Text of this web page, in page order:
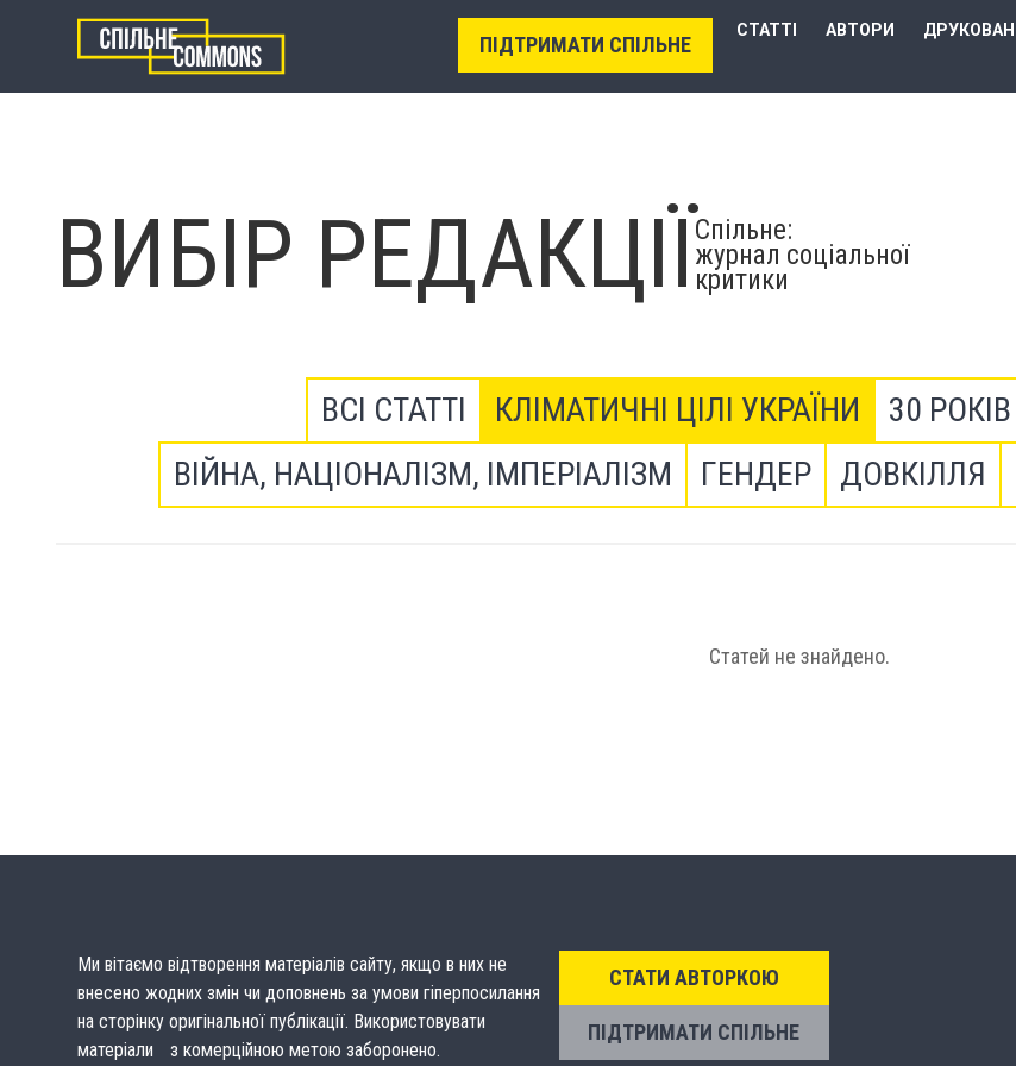
ПІДТРИМАТИ СПІЛЬНЕ
СТАТТІ АВТОРИ
ВИБІР РЕДАКЦІЇ Спільне:
журнал соціальної
критики
ВСІ СТАТТІ КЛІМАТИЧНІ ЦІЛІ УКРАЇНИ
30
ВІЙНА, НАЦІОНАЛІЗМ, ІМПЕРІАЛІЗМ
ГЕНДЕР ДОВКІЛЛЯ
Статей не знайдено.
Ми вітаємо відтворення матеріалів сайту, якщо в них не
внесено жодних змін чи доповнень за умови гіперпосилання
на сторінку оригінальної публікації. Використовувати
матеріали з комерційною метою заборонено.
СТАТИ АВТОРКОЮ
ПІДТРИМАТИ СПІЛЬНЕ